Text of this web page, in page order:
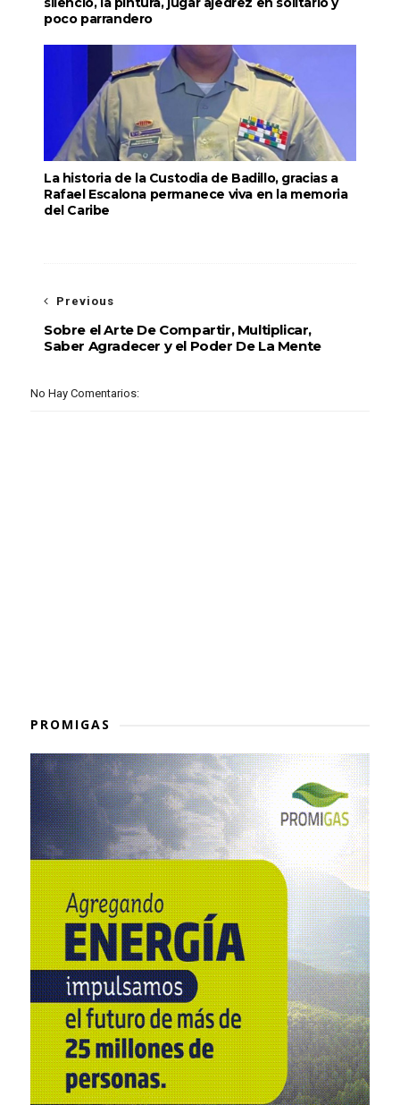
poco parrandero
La historia de la Custodia de Badillo, gracias a
Rafael Escalona permanece viva en la memoria
del Caribe
Previous
Sobre el Arte De Compartir, Multiplicar,
Saber Agradecer y el Poder De La Mente
No Hay Comentarios:
PROMIGAS